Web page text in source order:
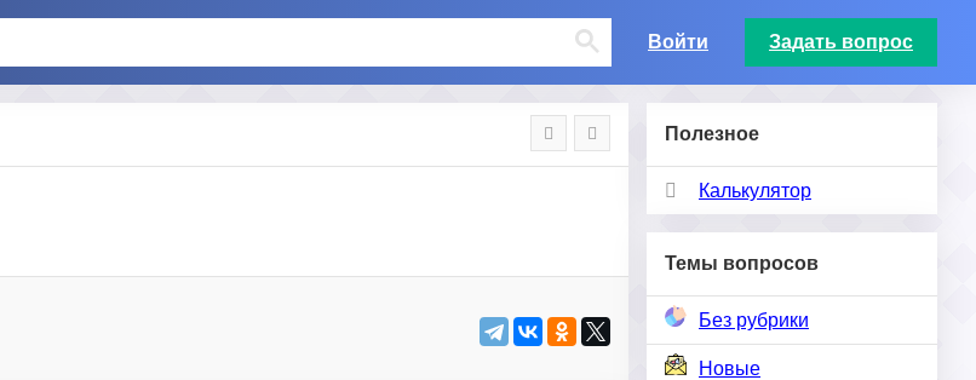
Войти Задать вопрос
Полезное
Калькулятор
Темы вопросов
Без рубрики
Новые